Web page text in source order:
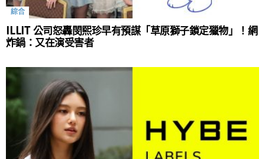
綜合
ILLIT 公司怒轟閔熙珍早有預謀「草原獅子鎖定獵物」！網
炸鍋：又在演受害者